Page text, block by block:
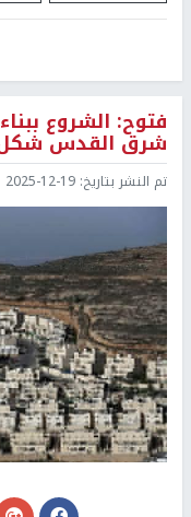
فتوح: الشروع
شرق القدس شكل
تم النشر بتاريخ: 2025-12-19 10:31